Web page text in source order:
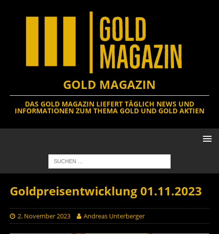
GOLD MAGAZIN
DAS GOLD MAGAZIN LIEFERT TÄGLICH NEWS UND
INFORMATIONEN ZUM THEMA GOLD UND GOLD AKTIEN
Goldpreisentwicklung 01.11.2023
2. November 2023 Andreas Unterberger